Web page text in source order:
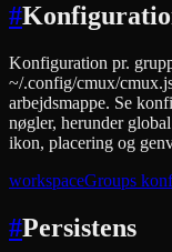
#
Konfiguration pr.
~/.config/cmux/
arbejdsmappe. Se
nøgler, herunder
ikon, placering og
workspaceGroups
#Persistens